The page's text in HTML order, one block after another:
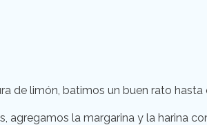
de limón, batimos un buen rato
agregamos la margarina y la harina